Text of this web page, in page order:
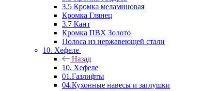
3.5 Кромка меламиновая
Кромка Глянец
3.7 Кант
Кромка ПВХ Золото
Полоса из нержавеющей стали
10. Хефеле
Назад
10. Хефеле
01.Газлифты
04.Кухонные навесы и заглушки